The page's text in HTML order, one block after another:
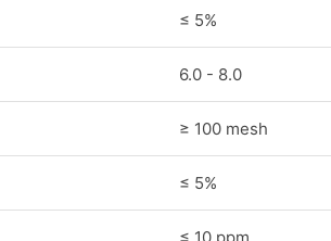
≤ 5%
6.0 - 8.0
≥ 100 mesh
≤ 5%